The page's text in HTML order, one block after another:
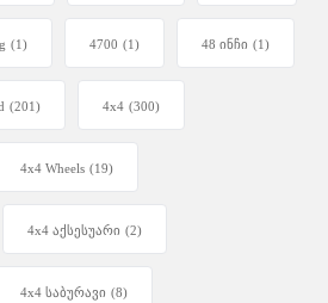
(1) 4700 (1) 48 ინჩი (1)
(201) 4x4 (300)
4x4 Wheels (19)
4x4 აქსესუარი (2)
4x4 საბურავი (8)